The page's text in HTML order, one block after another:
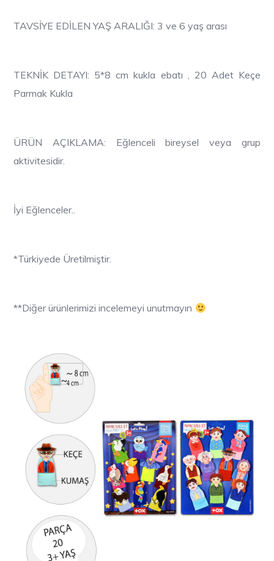
TAVSİYE EDİLEN YAŞ ARALIĞI: 3 ve 6 yaş arası
TEKNİK DETAYI: 5*8 cm kukla ebatı , 20 Adet Keçe
Parmak Kukla
ÜRÜN AÇIKLAMA: Eğlenceli bireysel veya grup
aktivitesidir.
İyi Eğlenceler..
*Türkiyede Üretilmiştir.
**Diğer ürünlerimizi incelemeyi unutmayın